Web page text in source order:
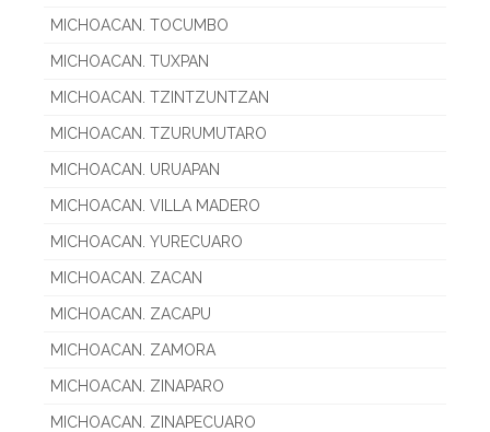
MICHOACAN. TOCUMBO
MICHOACAN. TUXPAN
MICHOACAN. TZINTZUNTZAN
MICHOACAN. TZURUMUTARO
MICHOACAN. URUAPAN
MICHOACAN. VILLA MADERO
MICHOACAN. YURECUARO
MICHOACAN. ZACAN
MICHOACAN. ZACAPU
MICHOACAN. ZAMORA
MICHOACAN. ZINAPARO
MICHOACAN. ZINAPECUARO